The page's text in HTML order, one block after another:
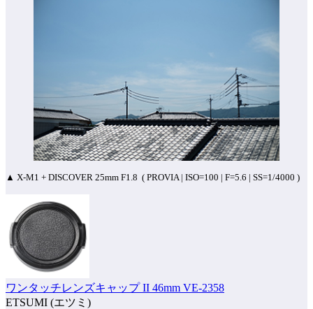
▲ X-M1 + DISCOVER 25mm F1.8 ( PROVIA | ISO=100 | F=5.6 | SS=1/4000 )
ワンタッチレンズキャップ II 46mm VE-2358
ETSUMI (エツミ)